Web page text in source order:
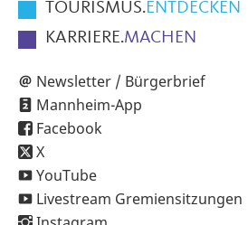
TOURISMUS.ENTDECKEN
KARRIERE.MACHEN
Newsletter / Bürgerbrief
Mannheim-App
Facebook
X
YouTube
Livestream Gremiensitzungen